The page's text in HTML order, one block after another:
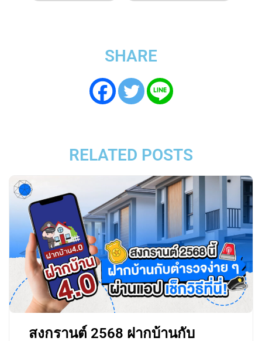
SHARE
RELATED POSTS
สงกรานต์ 2568 ฝากบ้านกับ